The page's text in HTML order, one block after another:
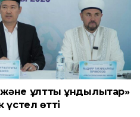
ұлттық құндылықтар»
өтті